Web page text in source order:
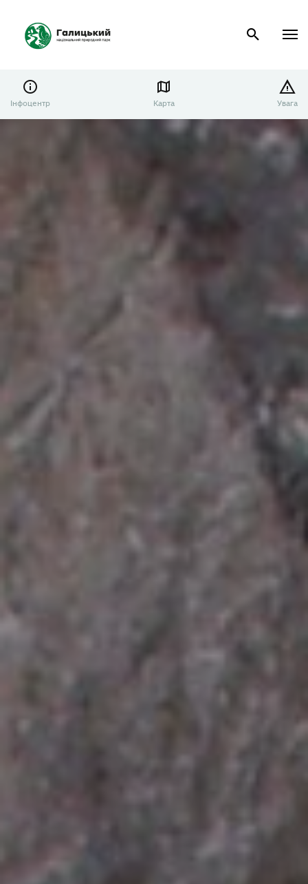
Інфоцентр Карта Увага